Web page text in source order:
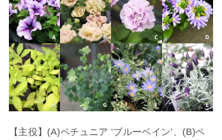
【主役】(A)ペチュニア ‘ブルーベイン’、(B)ペ